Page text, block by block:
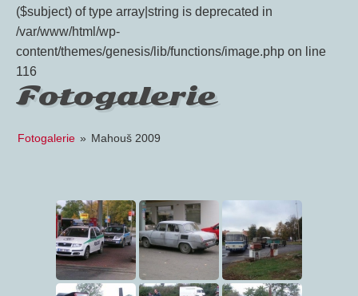
($subject) of type array|string is deprecated in
/var/www/html/wp-
content/themes/genesis/lib/functions/image.php on line
116
Fotogalerie
Fotogalerie » Mahouš 2009